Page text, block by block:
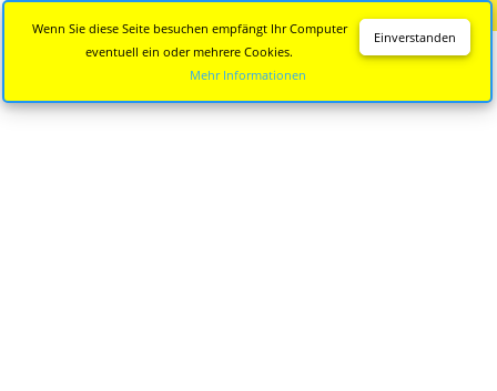
Einverstanden
Wenn Sie diese Seite besuchen empfängt Ihr Computer
eventuell ein oder mehrere Cookies.
Mehr Informationen